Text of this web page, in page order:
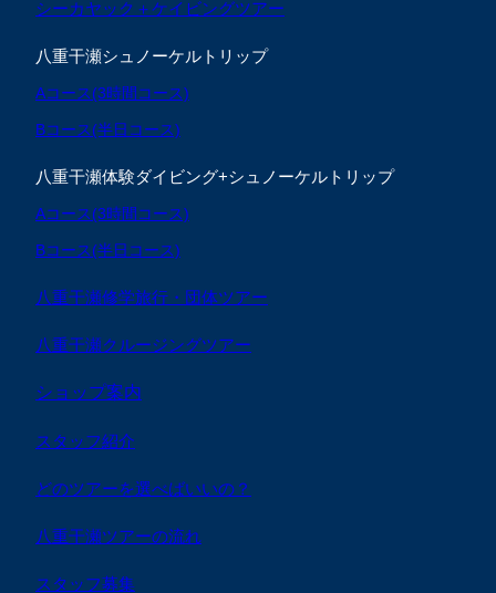
シーカヤック＋ケイビングツアー
八重干瀬シュノーケルトリップ
Aコース(3時間コース)
Bコース(半日コース)
八重干瀬体験ダイビング+シュノーケルトリップ
Aコース(3時間コース)
Bコース(半日コース)
八重干瀬修学旅行・団体ツアー
八重干瀬クルージングツアー
ショップ案内
スタッフ紹介
どのツアーを選べばいいの？
八重干瀬ツアーの流れ
スタッフ募集